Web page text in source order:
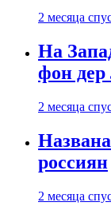
2 месяца
На
фон дер
2 месяца
россиян
2 месяца